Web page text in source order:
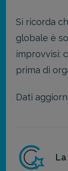
Si ricorda
globale è
improvvisi:
prima di
Dati